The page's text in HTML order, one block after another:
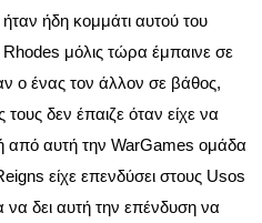
ήδη κομμάτι αυτού του
μόλις τώρα έμπαινε σε
ο ένας τον άλλον σε βάθος,
δεν έπαιζε όταν είχε να
από αυτή την WarGames ομάδα
είχε επενδύσει στους Usos
να δει αυτή την επένδυση να